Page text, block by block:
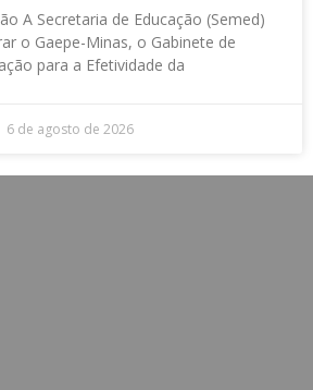
A Secretaria de Educação (Semed)
o Gaepe-Minas, o Gabinete de
para a Efetividade da
6 de agosto de 2026